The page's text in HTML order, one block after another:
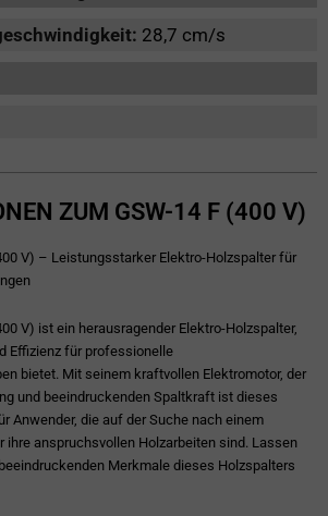
28,7 cm/s
ZUM GSW-14 F (400 V)
V) – Leistungsstarker Elektro-Holzspalter für
V) ist ein herausragender Elektro-Holzspalter,
Effizienz für professionelle
bietet. Mit seinem kraftvollen Elektromotor, der
und beeindruckenden Spaltkraft ist dieses
Anwender, die auf der Suche nach einem
ihre anspruchsvollen Holzarbeiten sind. Lassen
Merkmale dieses Holzspalters